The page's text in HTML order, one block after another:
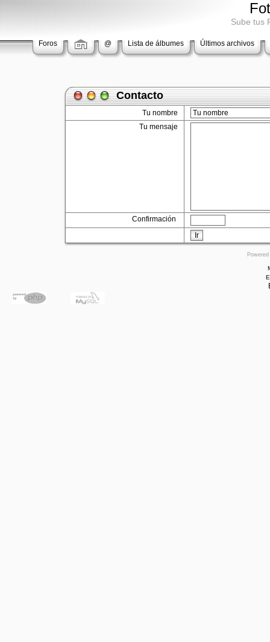
Sube tus
Foros @ Lista de álbumes Últimos archivos
Contacto
Tu nombre
Tu mensaje
Confirmación
Ir